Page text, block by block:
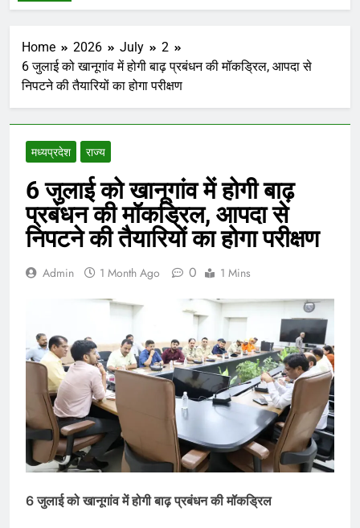
Home 2026 July
2
6 जुलाई को खानूगांव में होगी बाढ़ प्रबंधन की मॉकड्रिल, आपदा से
निपटने की तैयारियों का होगा परीक्षण
मध्‍यप्रदेश राज्य
6 जुलाई को खानूगांव में होगी बाढ़
प्रबंधन की मॉकड्रिल, आपदा से
निपटने की तैयारियों का होगा परीक्षण
Admin 1 Month Ago 0 1 Mins
6 जुलाई को खानूगांव में होगी बाढ़ प्रबंधन की मॉकड्रिल